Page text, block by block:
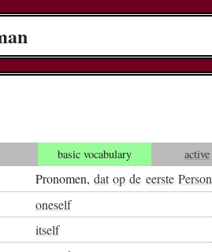
basic vocabulary active
Pronomen, dat op de eerste Person
oneself
itself